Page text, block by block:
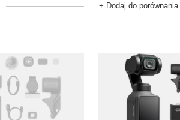
+ Dodaj do porównania